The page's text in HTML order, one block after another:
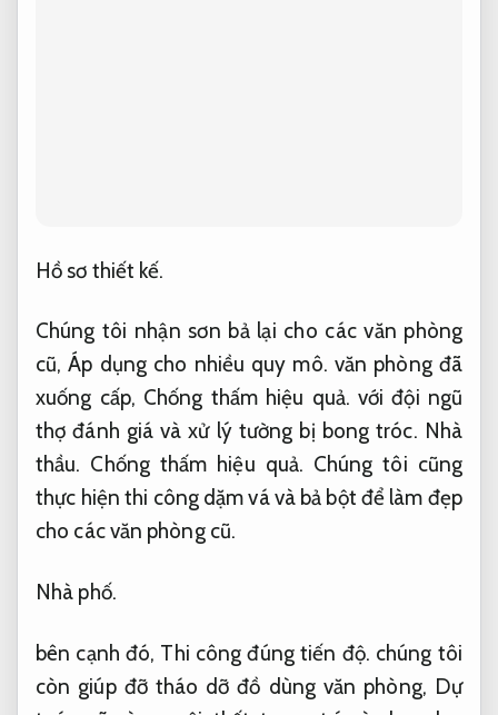
Hồ sơ thiết kế.
Chúng tôi nhận sơn bả lại cho các văn phòng
cũ,Áp dụng cho nhiều quy mô. văn phòng đã
xuống cấp, Chống thấm hiệu quả. với đội ngũ
thợ đánh giá và xử lý tường bị bong tróc. Nhà
thầu. Chống thấm hiệu quả. Chúng tôi cũng
thực hiện thi công dặm vá và bả bột để làm đẹp
cho các văn phòng cũ.
Nhà phố.
bên cạnh đó, Thi công đúng tiến độ. chúng tôi
còn giúp đỡ tháo dỡ đồ dùng văn phòng, Dự